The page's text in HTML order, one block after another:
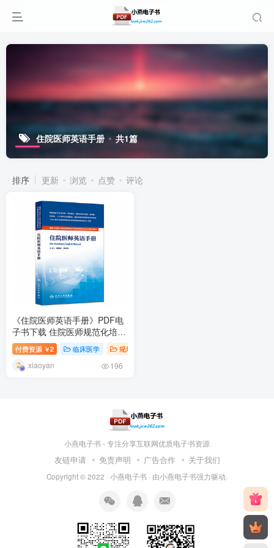
住院医师英语手册 共1篇
排序 更新 浏览 点赞 评论
《住院医师英语手册》PDF电
子书下载 住院医师规范化培训
规划教材
付费资源 ￥2 临床医学 规培教材
xiaoyan 196
小燕电子书 - 专注分享互联网优质电子书资源
友链申请 免责声明 广告合作 关于我们
Copyright © 2022 · 小燕电子书 · 由小燕电子书强力驱动.